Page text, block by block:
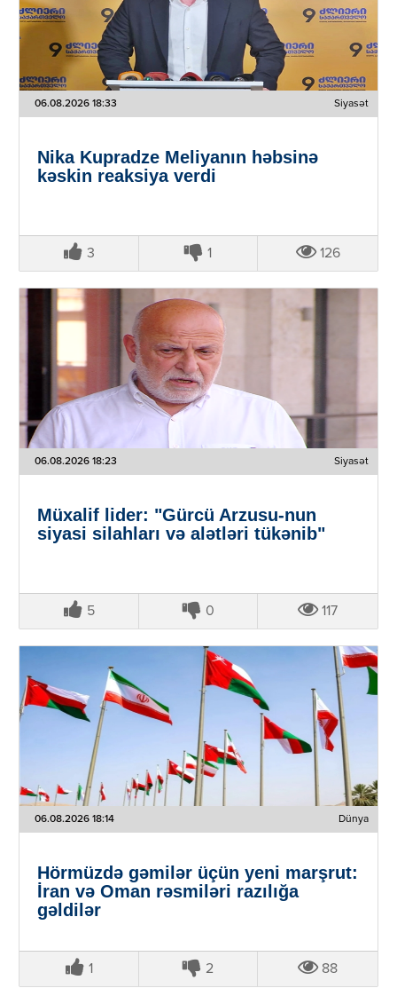
06.08.2026 18:33 Siyasət
Nika Kupradze Meliyanın həbsinə
kəskin reaksiya verdi
3 1 126
06.08.2026 18:23 Siyasət
Müxalif lider: "Gürcü Arzusu-nun
siyasi silahları və alətləri tükənib"
5 0 117
06.08.2026 18:14 Dünya
Hörmüzdə gəmilər üçün yeni marşrut:
İran və Oman rəsmiləri razılığa
gəldilər
1 2 88